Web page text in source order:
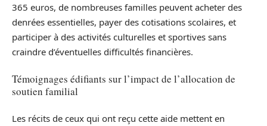
365 euros, de nombreuses familles peuvent acheter des
denrées essentielles, payer des cotisations scolaires, et
participer à des activités culturelles et sportives sans
craindre d’éventuelles difficultés financières.
Témoignages édifiants sur l’impact de l’allocation de
soutien familial
Les récits de ceux qui ont reçu cette aide mettent en